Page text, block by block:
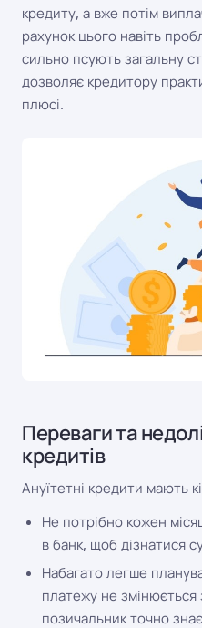
кредиту, а вже потім
рахунок цього навіть
сильно псують загальну
дозволяє кредитору
плюсі.
Переваги та
кредитів
Ануїтетні кредити мають
Не потрібно кожен
в банк, щоб дізнатися
Набагато легше
платежу не змінюється
позичальник точно